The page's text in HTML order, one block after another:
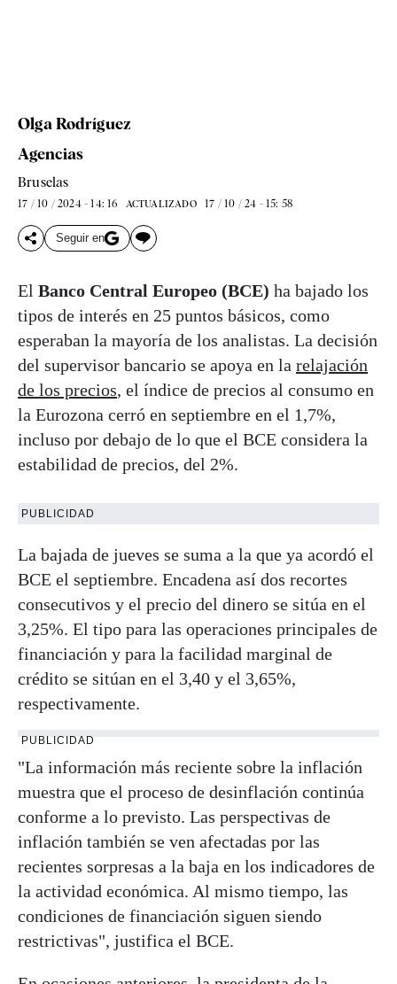
Olga Rodríguez
Agencias
Bruselas
17 / 10 / 2024 - 14: 16 ACTUALIZADO 17 / 10 / 24 - 15: 58
Seguir en
El Banco Central Europeo (BCE) ha bajado los
tipos de interés en 25 puntos básicos, como
esperaban la mayoría de los analistas. La decisión
del supervisor bancario se apoya en la relajación
de los precios, el índice de precios al consumo en
la Eurozona cerró en septiembre en el 1,7%,
incluso por debajo de lo que el BCE considera la
estabilidad de precios, del 2%.
PUBLICIDAD
La bajada de jueves se suma a la que ya acordó el
BCE el septiembre. Encadena así dos recortes
consecutivos y el precio del dinero se sitúa en el
3,25%. El tipo para las operaciones principales de
financiación y para la facilidad marginal de
crédito se sitúan en el 3,40 y el 3,65%,
respectivamente.
PUBLICIDAD
"La información más reciente sobre la inflación
muestra que el proceso de desinflación continúa
conforme a lo previsto. Las perspectivas de
inflación también se ven afectadas por las
recientes sorpresas a la baja en los indicadores de
la actividad económica. Al mismo tiempo, las
condiciones de financiación siguen siendo
restrictivas", justifica el BCE.